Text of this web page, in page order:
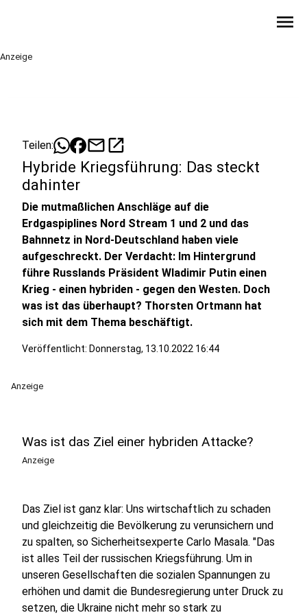
menu
Anzeige
Teilen: mailopen_in_new
Hybride Kriegsführung: Das steckt
dahinter
Die mutmaßlichen Anschläge auf die
Erdgaspiplines Nord Stream 1 und 2 und das
Bahnnetz in Nord-Deutschland haben viele
aufgeschreckt. Der Verdacht: Im Hintergrund
führe Russlands Präsident Wladimir Putin einen
Krieg - einen hybriden - gegen den Westen. Doch
was ist das überhaupt? Thorsten Ortmann hat
sich mit dem Thema beschäftigt.
Veröffentlicht: Donnerstag, 13.10.2022 16:44
Anzeige
Was ist das Ziel einer hybriden Attacke?
Anzeige
Das Ziel ist ganz klar: Uns wirtschaftlich zu schaden
und gleichzeitig die Bevölkerung zu verunsichern und
zu spalten, so Sicherheitsexperte Carlo Masala. "Das
ist alles Teil der russischen Kriegsführung. Um in
unseren Gesellschaften die sozialen Spannungen zu
erhöhen und damit die Bundesregierung unter Druck zu
setzen, die Ukraine nicht mehr so stark zu